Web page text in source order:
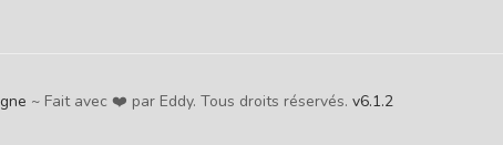
~ Fait avec ❤️ par Eddy. Tous droits réservés. v6.1.2